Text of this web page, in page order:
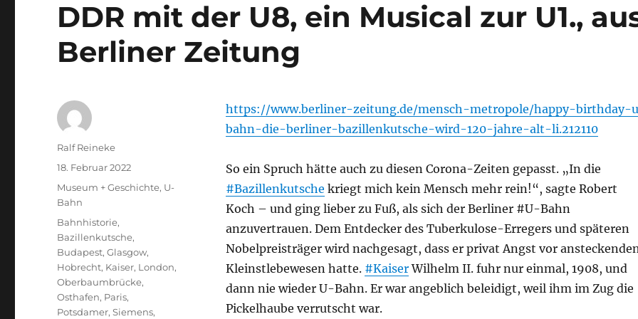
DDR mit der U8, ein Musical zur U1.,
Berliner Zeitung
https://www.berliner-zeitung.de/mensch-metropole/happy-birthday-
bahn-die-berliner-bazillenkutsche-wird-120-jahre-alt-li.212110
So ein Spruch hätte auch zu diesen Corona-Zeiten gepasst. „In die
#Bazillenkutsche kriegt mich kein Mensch mehr rein!“, sagte Robert
Koch – und ging lieber zu Fuß, als sich der Berliner #U-Bahn
anzuvertrauen. Dem Entdecker des Tuberkulose-Erregers und späteren
Nobelpreisträger wird nachgesagt, dass er privat Angst vor
Kleinstlebewesen hatte. #KaiserWilhelm II. fuhr nur einmal, 1908, und
dann nie wieder U-Bahn. Er war angeblich beleidigt, weil ihm im Zug die
Pickelhaube verrutscht war.
Autor
Ralf Reineke
Veröffentlicht
18. Februar 2022
Kategorien
Museum + Geschichte, U-
Bahn
Schlagwörter
Bahnhistorie,
Bazillenkutsche,
Budapest,Glasgow,
Hobrecht, Kaiser, London,
Oberbaumbrücke,
Osthafen, Paris,
Potsdamer,Siemens,